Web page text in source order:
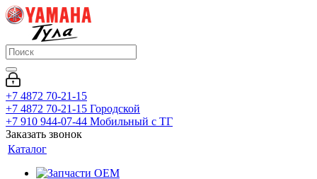
+7 4872 70-21-15
+7 4872 70-21-15 Городской
+7 910 944-07-44 Мобильный с ТГ
Заказать звонок
Каталог